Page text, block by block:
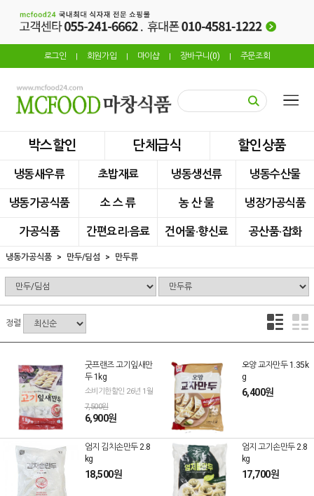
로그인 회원가입 마이샵 장바구니(0) 주문조회
박스할인 단체급식 할인상품
냉동새우류 초밥재료 냉동생선류 냉동수산물
냉동가공식품 소 스 류 농 산 물 냉장가공식품
가공식품 간편요리·음료 건어물·향신료 공산품·잡화
냉동가공식품 만두/딤섬 만두류
정렬
굿프랜즈 고기잎새만
두 1kg
소비기한할인 26년 1월
7,500원
6,900원
오양 교자만두 1.35k
g
6,400원
엄지 김치손만두 2.8
kg
18,500원
엄지 고기손만두 2.8
kg
17,700원